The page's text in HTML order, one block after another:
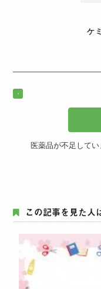
ケ
医薬品が不足してい
この記事を見た人